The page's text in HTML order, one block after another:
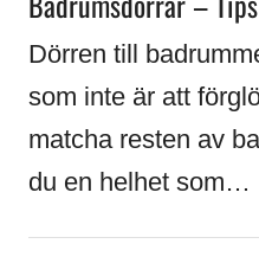
Dörren till
som inte är att
matcha resten av
du en helhet som…